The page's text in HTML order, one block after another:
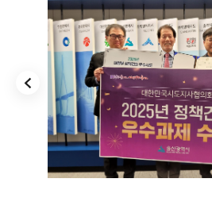
해외동향
보도자료
월간 지방시대
지방정부 정책 & 이슈
협의회 소식